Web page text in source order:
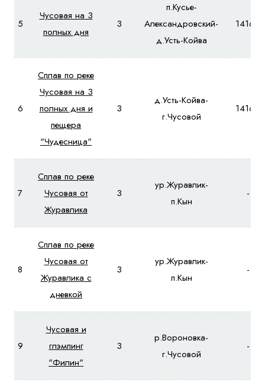
5
Чусовая на 3
полных дня
3
п.Кусье-
Александровский-
д.Усть-Койва
14160
6
Сплав по реке
Чусовая на 3
полных дня и
пещера
"Чудесница"
3
д.Усть-Койва-
г.Чусовой
14160
7
Сплав по реке
Чусовая от
Журавлика
3
ур.Журавлик-
п.Кын
-
8
Сплав по реке
Чусовая от
Журавлика с
дневкой
3
ур.Журавлик-
п.Кын
-
9
Чусовая и
глэмпинг
"Филин"
3
р.Вороновка-
г.Чусовой
-